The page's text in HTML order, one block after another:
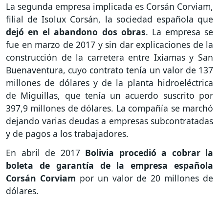
La segunda empresa implicada es Corsán Corviam,
filial de Isolux Corsán, la sociedad española que
dejó en el abandono dos obras. La empresa se
fue en marzo de 2017 y sin dar explicaciones de la
construcción de la carretera entre Ixiamas y San
Buenaventura, cuyo contrato tenía un valor de 137
millones de dólares y de la planta hidroeléctrica
de Miguillas, que tenía un acuerdo suscrito por
397,9 millones de dólares. La compañía se marchó
dejando varias deudas a empresas subcontratadas
y de pagos a los trabajadores.
En abril de 2017 Bolivia procedió a cobrar la
boleta de garantía de la empresa española
Corsán Corviam por un valor de 20 millones de
dólares.